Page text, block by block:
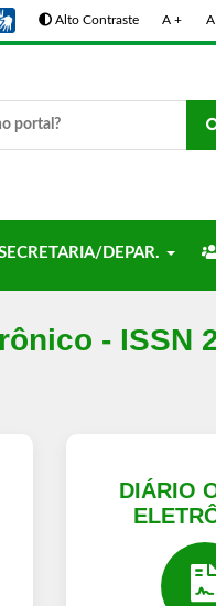
Alto Contraste A +
DEPAR.
- ISSN
DIÁRIO